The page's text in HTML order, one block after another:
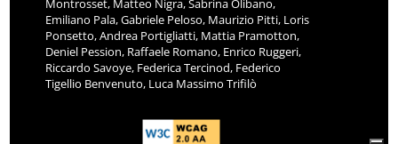
Montrosset, Matteo Nigra, Sabrina Olibano,
Emiliano Pala, Gabriele Peloso, Maurizio Pitti, Loris
Ponsetto, Andrea Portigliatti, Mattia Pramotton,
Deniel Pession, Raffaele Romano, Enrico Ruggeri,
Riccardo Savoye, Federica Tercinod, Federico
Tigellio Benvenuto, Luca Massimo Trifilò